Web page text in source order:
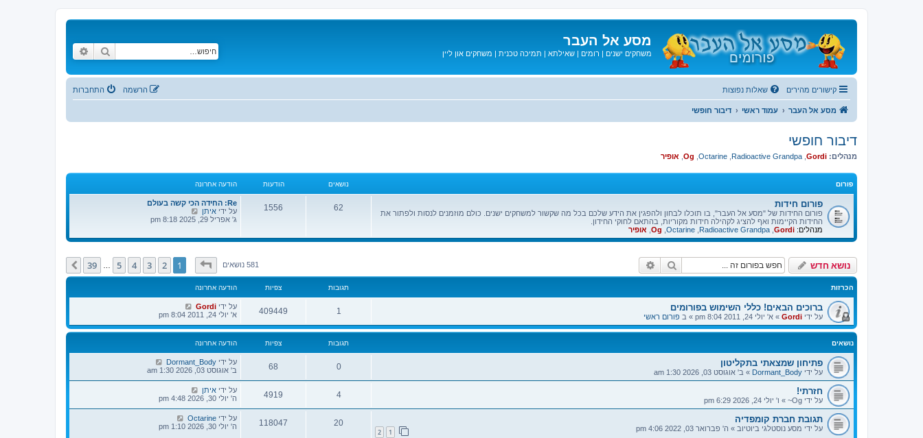
מסע אל העבר
משחקים ישנים | רומים | שאילתא | תמיכה טכנית | משחקים און ליין חיפוש
קישורים מהירים שאלות נפוצות התחברות הרשמה
מסע אל העבר עמוד ראשי דיבור חופשי
דיבור חופשי
מנהלים: Gordi
Radioactive Grandpa
Octarine
Og אופיר
פורום נושאים הודעות הודעה אחרונה
פורום חידות
פורום החידות של "מסע אל העבר", בו תוכלו לבחון ולהפגין את הידע שלכם בכל מה שקשור למשחקים ישנים. כולם מוזמנים לנסות ולפתור את
החידות הקיימות ואף להציג לקהילה חידות מקוריות, בהתאם לחוקי החידון.
מנהלים: Gordi
Radioactive Grandpa
Octarine
Og אופיר
62
1556
Re: החידה הכי קשה בעולם
על ידי איתן
פ
ה
ה
ר
ו
נ
ה
ג' אפריל 29, 2025 8:18 pm
נושא חדש חיפוש 581 נושאיםדף1מתוך39
1
2
3
4
5
39 הבא
הכרזות תגובות צפיות הודעה אחרונה
ברוכים הבאים! כללי השימוש בפורומים
על ידי Gordi
» א' יולי 24, 2011 8:04 pm » ב פורום ראשי
1
409449 על ידי Gordi
א' יולי 24, 2011 8:04 pm
נושאים תגובות צפיות הודעה אחרונה
פתיחון שמצאתי בתקליטון
על ידי Dormant_Body
» ב' אוגוסט 03, 2026 1:30 am
0
68 על ידי Dormant_Body
ב' אוגוסט 03, 2026 1:30 am
חזרתי!
על ידי Og~
» ו' יולי 24, 2026 6:29 pm
4
4919 על ידי איתן
ה' יולי 30, 2026 4:48 pm
תגובת חברת קומפדיה
על ידי מסע נוסטלגי ביוטיוב » ה' פברואר 03, 2022 4:06 pm 1
2
20
118047 על ידי Octarine
ה' יולי 30, 2026 1:10 pm